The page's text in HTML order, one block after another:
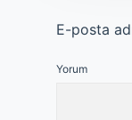
E-posta
Yorum